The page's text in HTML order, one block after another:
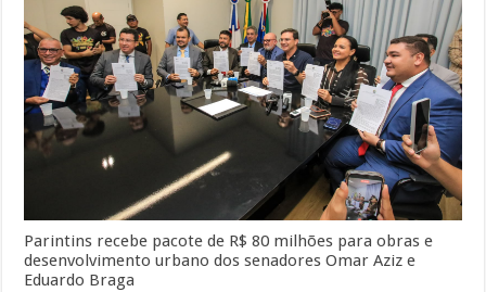
Parintins recebe pacote de R$ 80 milhões para obras e
desenvolvimento urbano dos senadores Omar Aziz e
Eduardo Braga